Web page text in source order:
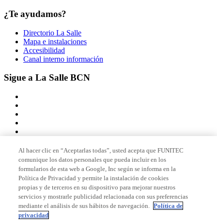
¿Te ayudamos?
Directorio La Salle
Mapa e instalaciones
Accesibilidad
Canal interno información
Sigue a La Salle BCN
Miembro de
Acreditaciones
Al hacer clic en “Aceptarlas todas”, usted acepta que FUNITEC
comunique los datos personales que pueda incluir en los
formularios de esta web a Google, Inc según se informa en la
Política de Privacidad y permite la instalación de cookies
propias y de terceros en su dispositivo para mejorar nuestros
servicios y mostrarle publicidad relacionada con sus preferencias
mediante el análisis de sus hábitos de navegación. Política de
privacidad